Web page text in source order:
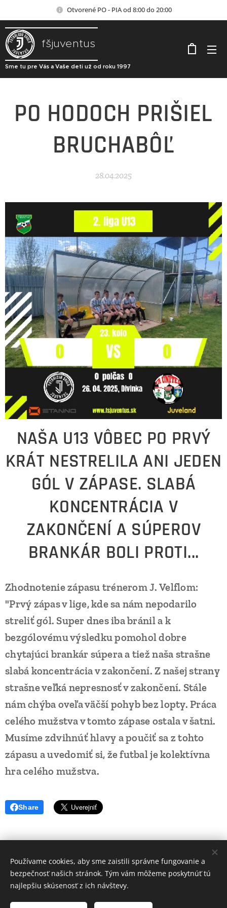
Otvorené PO - PIA od 8:00 do 20:00
fšjuventus
Sme tu pre Vás a Vaše deti už od roku 1997
PO HODOCH PRIŠIEL
BRUCHABÔĽ
28.04.2025
NAŠA U13 VÔBEC PO PRVÝ
KRÁT NESTRELILA ANI JEDEN
GÓL V ZÁPASE. SLABÁ
KONCENTRÁCIA V
ZAKONČENÍ A SÚPEROV
BRANKÁR BOLI PROTI...
Zhodnotenie zápasu trénerom J. Velflom:
"Prvý zápas v lige, kde sa nám nepodarilo
streliť gól. Super dnes iba bránil a k
bezgólovému výsledku pomohol dobre
chytajúci brankár súpera a tiež naša strašne
slabá koncentrácia v zakončení. Z našej strany
strašne veľká nepresnosť v zakončení. Stále
nám chýba oveľa väčší pohyb bez lopty. Práca
celého mužstva v tomto zápase ostala v šatni.
Musíme zdvihnúť hlavy a poučiť sa z tohto
zápasu a uvedomiť si, že futbal je kolektívna
hra celého mužstva.
Share
Volajte.:+421 917 784 130
Web vytvorila Futbalová škola JUVENTUS -2021- Tvoríme weby pre
Vás úspech - www.fsjsro.sk
Používame cookies, aby sme zaistili správne fungovanie a
bezpečnosť našich stránok. Tým vám môžeme poskytnúť tú
najlepšiu skúsenosť z ich návštevy.